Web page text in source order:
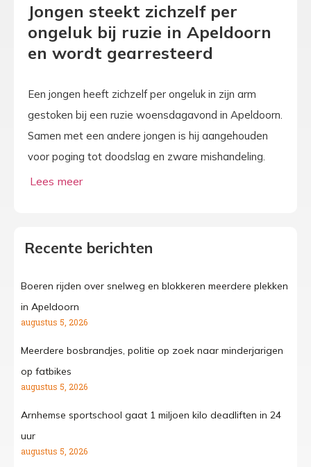
Jongen steekt zichzelf per
ongeluk bij ruzie in Apeldoorn
en wordt gearresteerd
Een jongen heeft zichzelf per ongeluk in zijn arm
gestoken bij een ruzie woensdagavond in Apeldoorn.
Samen met een andere jongen is hij aangehouden
voor poging tot doodslag en zware mishandeling.
Recente berichten
Boeren rijden over snelweg en blokkeren meerdere plekken
in Apeldoorn
augustus 5, 2026
Meerdere bosbrandjes, politie op zoek naar minderjarigen
op fatbikes
augustus 5, 2026
Arnhemse sportschool gaat 1 miljoen kilo deadliften in 24
uur
augustus 5, 2026